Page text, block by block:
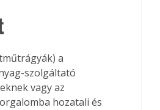
a
szolgáltató
vagy az
hozatali és